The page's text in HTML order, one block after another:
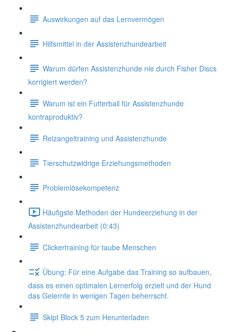
Auswirkungen auf das Lernvermögen
Hilfsmittel in der Assistenzhundearbeit
Warum dürfen Assistenzhunde nie durch Fisher Discs
korrigiert werden?
Warum ist ein Futterball für Assistenzhunde
kontraproduktiv?
Reizangeltraining und Assistenzhunde
Tierschutzwidrige Erziehungsmethoden
Problemlösekompetenz
Häufigste Methoden der Hundeerziehung in der
Assistenzhundearbeit (0:43)
Clickertraining für taube Menschen
Übung: Für eine Aufgabe das Training so aufbauen,
dass es einen optimalen Lernerfolg erzielt und der Hund
das Gelernte in wenigen Tagen beherrscht.
Skipt Block 5 zum Herunterladen